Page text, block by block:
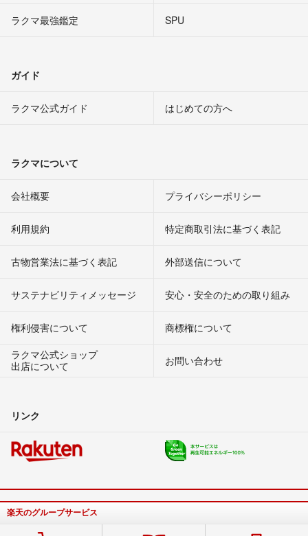
ラクマ最強鑑定
SPU
ガイド
ラクマ公式ガイド はじめての方へ
ラクマについて
会社概要 プライバシーポリシー
利用規約 特定商取引法に基づく表記
古物営業法に基づく表記 外部送信について
サステナビリティメッセージ 安心・安全のための取り組み
権利侵害について
商標権について
ラクマ公式ショップ
出店について
お問い合わせ
リンク
楽天のグループサービス